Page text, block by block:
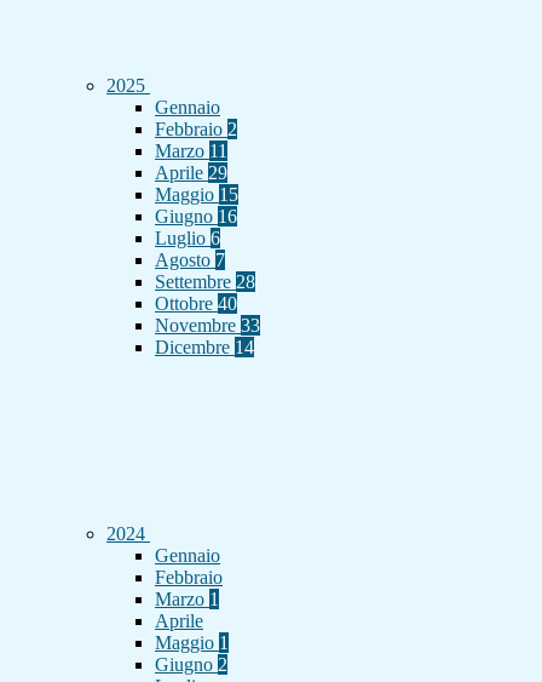
2025
Gennaio
Febbraio 2
Marzo 11
Aprile 29
Maggio 15
Giugno 16
Luglio 6
Agosto 7
Settembre 28
Ottobre 40
Novembre 33
Dicembre 14
2024
Gennaio
Febbraio
Marzo 1
Aprile
Maggio 1
Giugno 2